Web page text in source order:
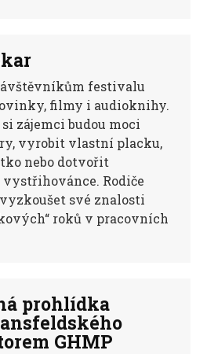
festivalu
filmy i audioknihy.
zájemci budou moci
vyrobit vlastní placku,
nebo dotvořit
Rodiče
své znalosti
roků v pracovních
prohlídka
GHMP